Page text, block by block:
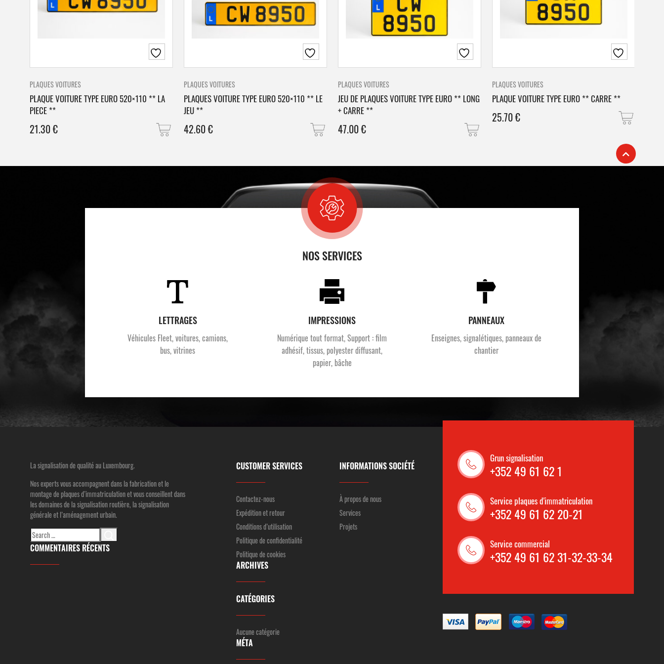
PLAQUES VOITURES
PLAQUE VOITURE TYPE EURO 520×110 ** LA
PIECE **
21.30€
PLAQUES VOITURES
PLAQUES VOITURE TYPE EURO 520×110 ** LE
JEU **
42.60€
PLAQUES VOITURES
JEU DE PLAQUES VOITURE TYPE EURO ** LONG
+ CARRE **
47.00€
PLAQUES VOITURES
PLAQUE VOITURE TYPE EURO ** CARRE **
25.70€
NOS SERVICES
LETTRAGES
Véhicules Fleet, voitures, camions,
bus, vitrines
IMPRESSIONS
Numérique tout format, Support : film
adhésif, tissus, polyester diffusant,
papier, bâche
PANNEAUX
Enseignes, signalétiques, panneaux de
chantier
La signalisation de qualité au Luxembourg.
Nos experts vous accompagnent dans la fabrication et le
montage de plaques d’immatriculation et vous conseillent dans
les domaines de la signalisation routière, la signalisation
générale et l’aménagement urbain.
Search
for:
COMMENTAIRES RÉCENTS
CUSTOMER SERVICES
Contactez-nous
Expédition et retour
Conditions d’utilisation
Politique de confidentialité
Politique de cookies
ARCHIVES
CATÉGORIES
Aucune catégorie
MÉTA
INFORMATIONS SOCIÉTÉ
À propos de nous
Services
Projets
Grun signalisation
+352 49 61 62 1
Service plaques d'immatriculation
+352 49 61 62 20-21
Service commercial
+352 49 61 62 31-32-33-34